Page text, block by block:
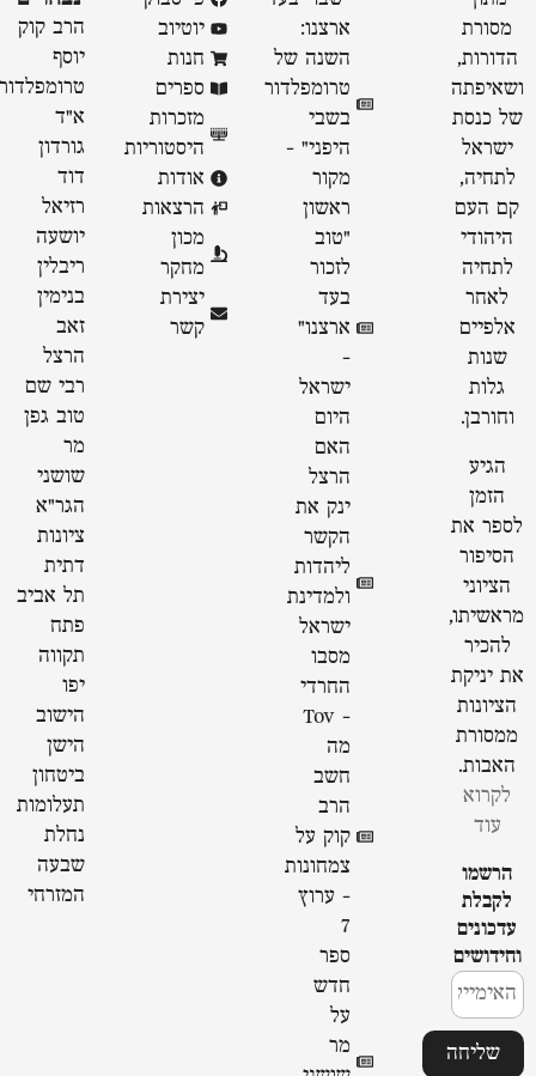
מסורת
הדורות,
ושאיפתה
של כנסת
ישראל
לתחיה,
קם העם
היהודי
לתחיה
לאחר
אלפיים
שנות
גלות
וחורבן.
הגיע
הזמן
לספר את
הסיפור
הציוני
מראשיתו,
להכיר
את יניקת
הציונות
ממסורת
האבות.
לקרוא
עוד
הרשמו
לקבלת
עדכונים
וחידושים
שליחה
ארצנו:
השנה של
טרומפלדור
בשבי
היפני" -
מקור
ראשון
״טוב
לזכור
בעד
ארצנו״
-
ישראל
היום
האם
הרצל
ינק את
הקשר
ליהדות
ולמדינת
ישראל
מסבו
החרדי
- Tov
מה
חשב
הרב
קוק על
צמחונות
- ערוץ
7
ספר
חדש
על
מר
יוטיוב
חנות
ספרים
מזכרות
היסטוריות
אודות
הרצאות
מכון
מחקר
יצירת
קשר
הרב קוק
יוסף
טרומפלדור
א״ד
גורדון
דוד
רזיאל
יושעה
ריבלין
בנימין
זאב
הרצל
רבי שם
טוב גפן
מר
שושני
הגר"א
ציונות
דתית
תל אביב
פתח
תקווה
יפו
הישוב
הישן
ביטחון
תעלומות
נחלת
שבעה
המזרחי